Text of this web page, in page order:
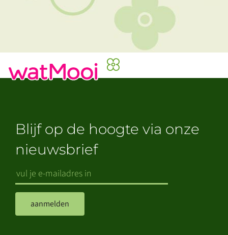
Blijf op de hoogte via onze
nieuwsbrief
aanmelden